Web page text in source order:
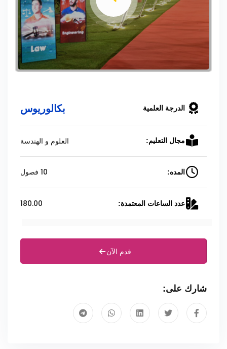
الدرجة العلمية بكالوريوس
مجال التعليم: العلوم و الهندسة
المده: 10 فصول
عدد الساعات المعتمدة: 180.00
قدم الآن
شارك على: